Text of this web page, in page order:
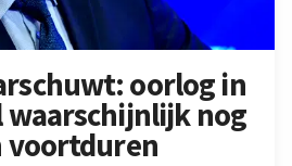
oorlog in
waarschijnlijk nog
voortduren